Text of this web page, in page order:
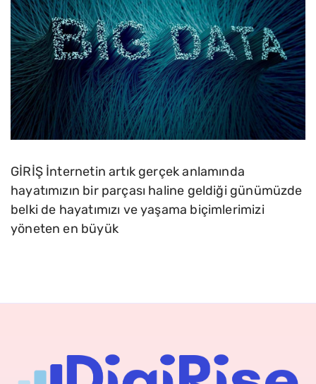
GİRİŞ İnternetin artık gerçek anlamında
hayatımızın bir parçası haline geldiği günümüzde
belki de hayatımızı ve yaşama biçimlerimizi
yöneten en büyük